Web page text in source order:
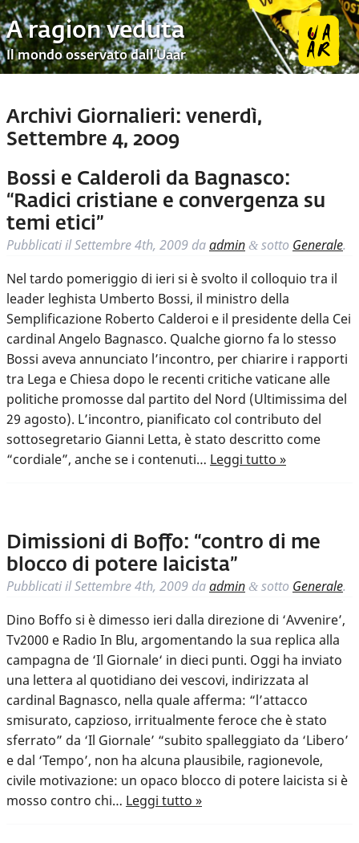
A ragion veduta
Il mondo osservato dall’Uaar
Archivi Giornalieri: venerdì,
Settembre 4, 2009
Bossi e Calderoli da Bagnasco:
“Radici cristiane e convergenza su
temi etici”
Pubblicati ilSettembre 4th, 2009 daadmin & sotto Generale.
Nel tardo pomeriggio di ieri si è svolto il colloquio tra il
leader leghista Umberto Bossi, il ministro della
Semplificazione Roberto Calderoi e il presidente della Cei
cardinal Angelo Bagnasco. Qualche giorno fa lo stesso
Bossi aveva annunciato l’incontro, per chiarire i rapporti
tra Lega e Chiesa dopo le recenti critiche vaticane alle
politiche promosse dal partito del Nord (Ultimissima del
29 agosto). L’incontro, pianificato col contributo del
sottosegretario Gianni Letta, è stato descritto come
“cordiale”, anche se i contenuti… Leggi tutto »
Dimissioni di Boffo: “contro di me
blocco di potere laicista”
Pubblicati ilSettembre 4th, 2009 daadmin & sotto Generale.
Dino Boffo si è dimesso ieri dalla direzione di ‘Avvenire’,
Tv2000 e Radio In Blu, argomentando la sua replica alla
campagna de ‘Il Giornale‘ in dieci punti. Oggi ha inviato
una lettera al quotidiano dei vescovi, indirizzata al
cardinal Bagnasco, nella quale afferma: “l’attacco
smisurato, capzioso, irritualmente feroce che è stato
sferrato” da ‘Il Giornale’ “subito spalleggiato da ‘Libero’
e dal ‘Tempo’, non ha alcuna plausibile, ragionevole,
civile motivazione: un opaco blocco di potere laicista si è
mosso contro chi… Leggi tutto »